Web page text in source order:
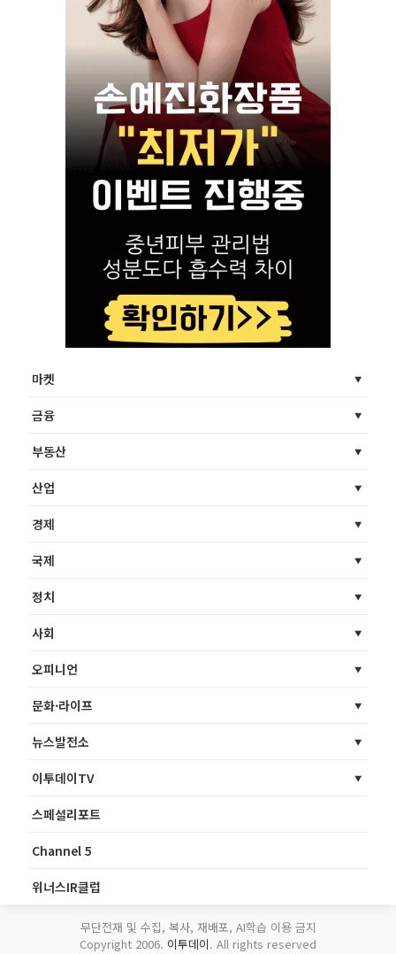
마켓
금융
부동산
산업
경제
국제
정치
사회
오피니언
문화·라이프
뉴스발전소
이투데이TV
스페셜리포트
Channel 5
위너스IR클럽
무단전재 및 수집, 복사, 재배포, AI학습 이용 금지
Copyright 2006. 이투데이. All rights reserved